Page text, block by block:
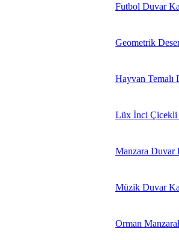
Futbol Duvar
Geometrik
Hayvan Temalı
Lüx İnci Çicekli
Manzara Duvar
Müzik Duvar
Orman